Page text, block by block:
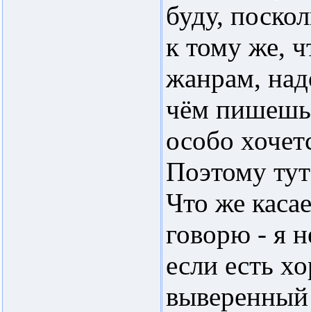
буду,
к тому же,
жанрам,
чём
особо
Поэтому
Что же
говорю - я
если есть
выверенный